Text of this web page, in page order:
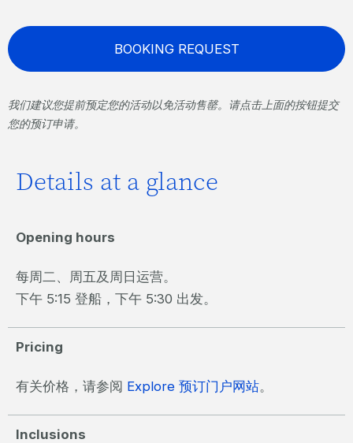
BOOKING REQUEST
我们建议您提前预定您的活动以免活动售罄。请点击上面的按钮提交
您的预订申请。
Details at a glance
Opening hours
每周二、周五及周日运营。
下午 5:15 登船，下午 5:30 出发。
Pricing
有关价格，请参阅 Explore 预订门户网站。
Inclusions